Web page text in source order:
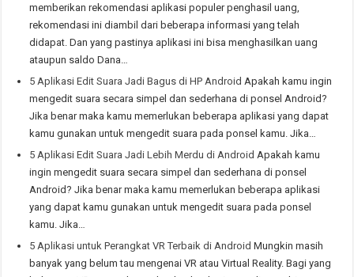
memberikan rekomendasi aplikasi populer penghasil uang,
rekomendasi ini diambil dari beberapa informasi yang telah
didapat. Dan yang pastinya aplikasi ini bisa menghasilkan uang
ataupun saldo Dana…
5 Aplikasi Edit Suara Jadi Bagus di HP Android Apakah kamu ingin
mengedit suara secara simpel dan sederhana di ponsel Android?
Jika benar maka kamu memerlukan beberapa aplikasi yang dapat
kamu gunakan untuk mengedit suara pada ponsel kamu. Jika…
5 Aplikasi Edit Suara Jadi Lebih Merdu di Android Apakah kamu
ingin mengedit suara secara simpel dan sederhana di ponsel
Android? Jika benar maka kamu memerlukan beberapa aplikasi
yang dapat kamu gunakan untuk mengedit suara pada ponsel
kamu. Jika…
5 Aplikasi untuk Perangkat VR Terbaik di Android Mungkin masih
banyak yang belum tau mengenai VR atau Virtual Reality. Bagi yang